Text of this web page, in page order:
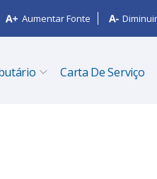
Aumentar Fonte
Carta De Serviço